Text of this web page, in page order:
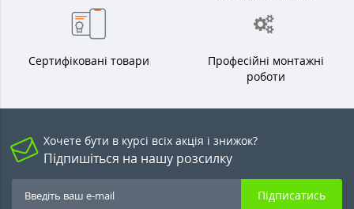
Сертифіковані товари
Професійні монтажні
роботи
Хочете бути в курсі всіх акція і знижок?
Підпишіться на нашу розсилку
Підписатись